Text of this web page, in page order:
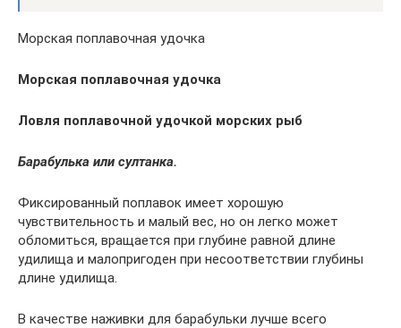
Морская поплавочная удочка
Морская поплавочная удочка
Ловля поплавочной удочкой морских рыб
Барабулька или султанка.
Фиксированный поплавок имеет хорошую
чувствительность и малый вес, но он легко может
обломиться, вращается при глубине равной длине
удилища и малопригоден при несоответствии глубины
длине удилища.
В качестве наживки для барабульки лучше всего